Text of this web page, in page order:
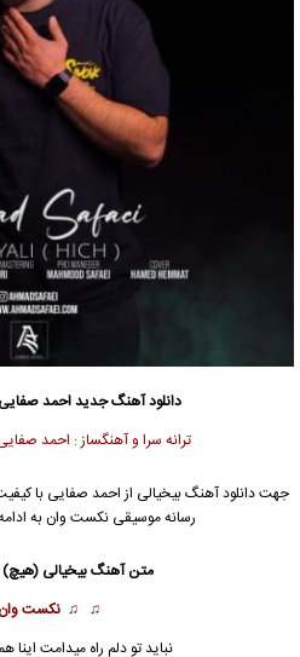
دانلود آهنگ جدیداحمد صفایی
ترانه سرا و آهنگساز : احمد
جهت دانلود آهنگ بیخیالی از احمد صفایی
رسانه موسیقی نکست وان به
متن آهنگ بیخیالی (هیچ)
♫ ♫ نکست وان
نباید تو دلم راه میدامت